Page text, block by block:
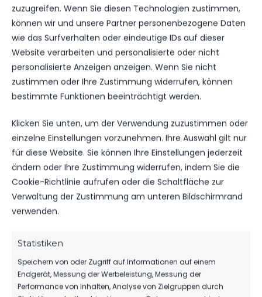
zuzugreifen. Wenn Sie diesen Technologien zustimmen,
können wir und unsere Partner personenbezogene Daten
wie das Surfverhalten oder eindeutige IDs auf dieser
Website verarbeiten und personalisierte oder nicht
personalisierte Anzeigen anzeigen. Wenn Sie nicht
zustimmen oder Ihre Zustimmung widerrufen, können
bestimmte Funktionen beeinträchtigt werden.
Klicken Sie unten, um der Verwendung zuzustimmen oder
einzelne Einstellungen vorzunehmen. Ihre Auswahl gilt nur
für diese Website. Sie können Ihre Einstellungen jederzeit
ändern oder Ihre Zustimmung widerrufen, indem Sie die
Cookie-Richtlinie aufrufen oder die Schaltfläche zur
Verwaltung der Zustimmung am unteren Bildschirmrand
verwenden.
Statistiken
Speichern von oder Zugriff auf Informationen auf einem
Endgerät, Messung der Werbeleistung, Messung der
Performance von Inhalten, Analyse von Zielgruppen durch
VERABSCHIEDUNG BEI DER ZWEETEN
Das Team verlässt, durch seinen Wechsel in die 1.
Mannschaft, ja nicht nur der Trainer Rainer Stock
(der FSV berichtete: Link). Es hängen auch 4
Spieler ihre Fussballschuhe an den Haken und der
Co-Trainer Dennis Riedel geht.
Am vergangenen Spieltag in Müllrose wurde
bereits Patrick Bergemann gebührend nach 4
Jahren FSV verabschiedet. “Ein Typ und eine
echte Bereicherung für die Mannschaft”: mit
diesen Worten fasste Rainer Stock den Ausstieg
von Bergi zusammen.
Sebastian Krenz und Daniel Krenz in den
es am Schönsten ist, dann fällt es auch am
Leichtesten…”: kommentiert Co-Trainer Ronny